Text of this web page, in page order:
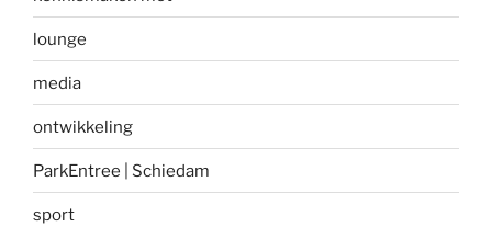
lounge
media
ontwikkeling
ParkEntree | Schiedam
sport